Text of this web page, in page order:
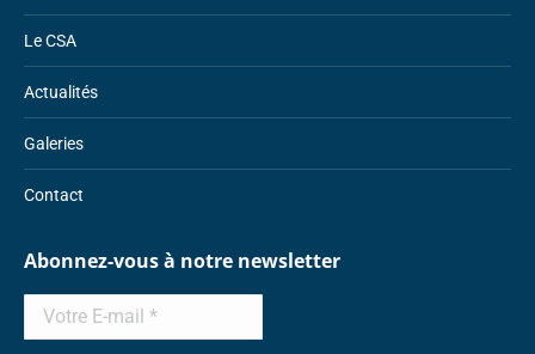
window
Le CSA
Actualités
Galeries
Contact
Abonnez-vous à notre newsletter